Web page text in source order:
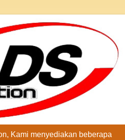
Kami menyediakan beberapa